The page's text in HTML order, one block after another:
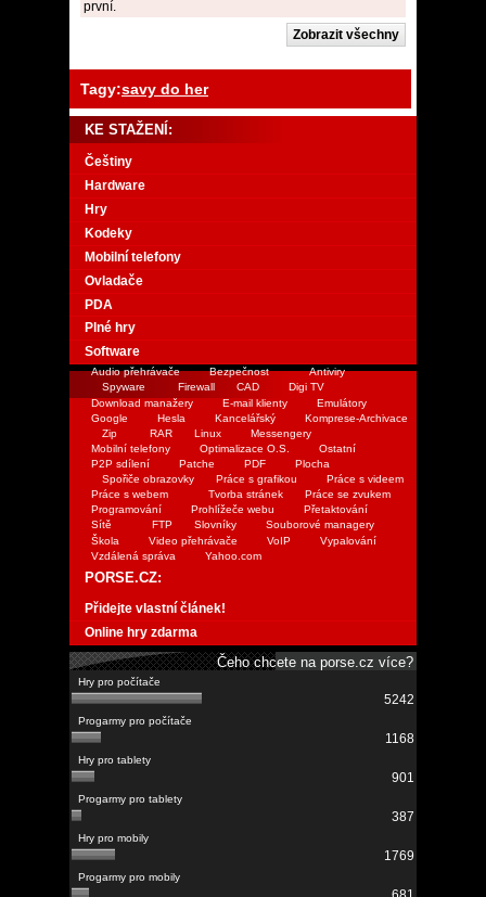
první.
Tagy:savy do her
KE STAŽENÍ:
Češtiny
Hardware
Hry
Kodeky
Mobilní telefony
Ovladače
PDA
Plné hry
Software
Audio přehrávače Bezpečnost
Antiviry
Spyware
Firewall CAD
Digi TV
Download manažery
E-mail klienty
Emulátory
Google
Hesla Kancelářský
Komprese-Archivace
Zip
RAR Linux
Messengery
Mobilní telefony
Optimalizace O.S.
Ostatní
P2P sdílení
Patche PDF
Plocha
Spořiče obrazovky
Práce s grafikou
Práce s videem
Práce s webem
Tvorba stránek
Práce se zvukem
Programování
Prohlížeče webu
Přetaktování
Sítě
FTP Slovníky
Souborové managery
Škola
Video přehrávače VoIP
Vypalování
Vzdálená správa
Yahoo.com
PORSE.CZ:
Přidejte vlastní článek!
Online hry zdarma
Čeho chcete na porse.cz více?
5242
1168
901
387
1769